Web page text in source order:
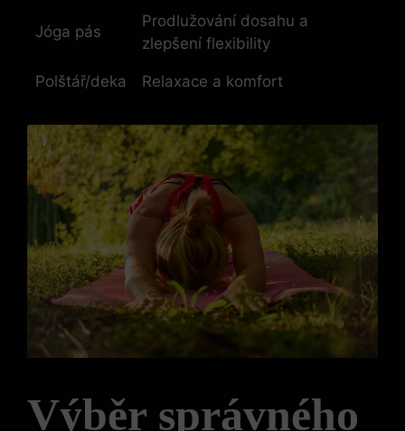
Jóga pás
Prodlužování dosahu a
zlepšení flexibility
Polštář/deka Relaxace a komfort
Výběr správného